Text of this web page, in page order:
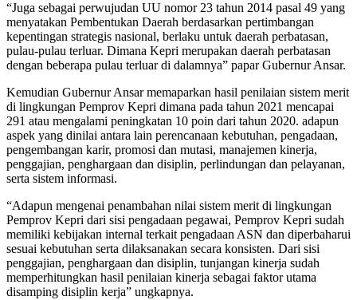
“Juga sebagai perwujudan UU nomor 23 tahun 2014 pasal 49 yang
menyatakan Pembentukan Daerah berdasarkan pertimbangan
kepentingan strategis nasional, berlaku untuk daerah perbatasan,
pulau-pulau terluar. Dimana Kepri merupakan daerah perbatasan
dengan beberapa pulau terluar di dalamnya” papar Gubernur Ansar.
Kemudian Gubernur Ansar memaparkan hasil penilaian sistem merit
di lingkungan Pemprov Kepri dimana pada tahun 2021 mencapai
291 atau mengalami peningkatan 10 poin dari tahun 2020. adapun
aspek yang dinilai antara lain perencanaan kebutuhan, pengadaan,
pengembangan karir, promosi dan mutasi, manajemen kinerja,
penggajian, penghargaan dan disiplin, perlindungan dan pelayanan,
serta sistem informasi.
“Adapun mengenai penambahan nilai sistem merit di lingkungan
Pemprov Kepri dari sisi pengadaan pegawai, Pemprov Kepri sudah
memiliki kebijakan internal terkait pengadaan ASN dan diperbaharui
sesuai kebutuhan serta dilaksanakan secara konsisten. Dari sisi
penggajian, penghargaan dan disiplin, tunjangan kinerja sudah
memperhitungkan hasil penilaian kinerja sebagai faktor utama
disamping disiplin kerja” ungkapnya.